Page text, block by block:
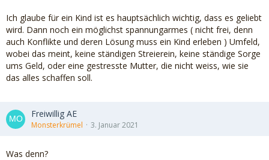
Ich glaube für ein Kind ist es hauptsächlich wichtig, dass es geliebt
wird. Dann noch ein möglichst spannungarmes ( nicht frei, denn
auch Konflikte und deren Lösung muss ein Kind erleben ) Umfeld,
wobei das meint, keine ständigen Streierein, keine ständige Sorge
ums Geld, oder eine gestresste Mutter, die nicht weiss, wie sie
das alles schaffen soll.
Freiwillig AE
Monsterkrümel 3. Januar 2021
Was denn?